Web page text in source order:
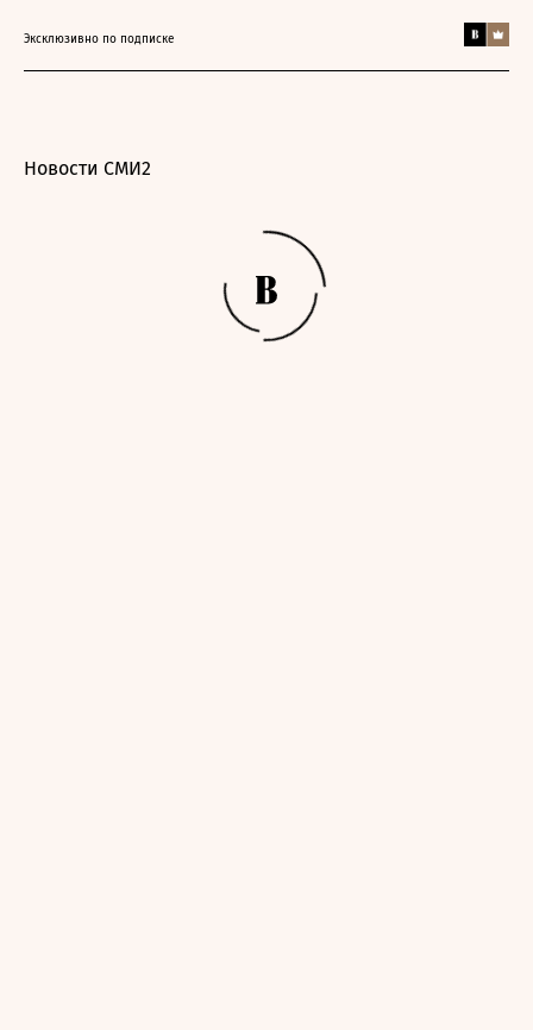
Эксклюзивно по подписке
Новости СМИ2